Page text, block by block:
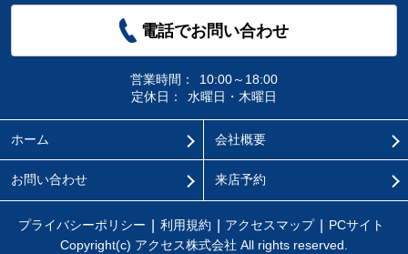
電話でお問い合わせ
営業時間：
10:00～18:00
定休日：
水曜日・木曜日
ホーム 会社概要
お問い合わせ 来店予約
プライバシーポリシー 利用規約 アクセスマップ
PCサイト
Copyright(c) アクセス株式会社 All rights reserved.